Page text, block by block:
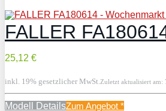
FALLER
25,12 €
inkl. 19% gesetzlicher MwSt.Zuletzt aktualisiert am:
Modell DetailsZum Angebot *